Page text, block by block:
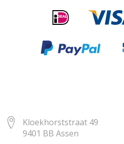
Kloekhorststraat 49
9401 BB Assen